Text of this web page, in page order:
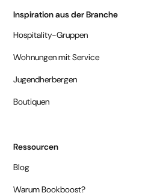
Inspiration aus der Branche
Hospitality-Gruppen
Wohnungen mit Service
Jugendherbergen
Boutiquen
Ressourcen
Blog
Warum Bookboost?